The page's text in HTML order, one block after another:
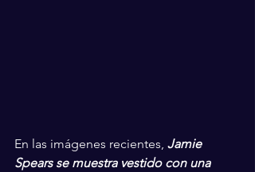
En las imágenes recientes, Jamie
Spears se muestra vestido con una